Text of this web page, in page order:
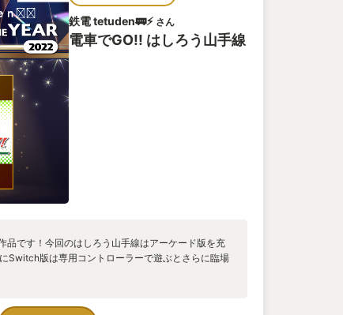
鉄電 tetuden🚃⚡ さん
電車でGO!! はしろう山手線
品です！今回のはしろう山手線はアーケード版を充
Switch版は専用コントローラーで遊ぶとさらに臨場